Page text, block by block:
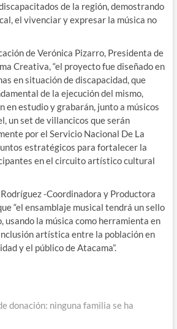
de la región, demostrando
el vivenciar y expresar la música no
de Verónica Pizarro, Presidenta de
Creativa, “el proyecto fue diseñado en
en situación de discapacidad, que
de la ejecución del mismo,
en estudio y grabarán, junto a músicos
un set de villancicos que serán
por el Servicio Nacional De La
estratégicos para fortalecer la
en el circuito artístico cultural
-Coordinadora y Productora
“el ensamblaje musical tendrá un sello
la música como herramienta en
artística entre la población en
y el público de Atacama”.
donación: ninguna familia se ha